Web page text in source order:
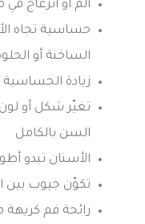
ألم أو انزعاج
حساسية تجاه
الساخنة أو
زيادة الحساسية
تغيّر شكل أو
السن بالكامل
الأسنان تبدو
تكوّن جيوب بين
رائحة فم